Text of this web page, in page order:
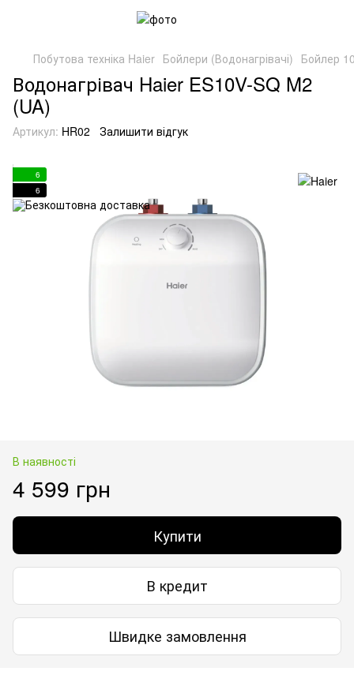
Побутова техніка Haier Бойлери (Водонагрівачі) Бойлер
Водонагрівач Haier ES10V-SQ M2
(UA)
Артикул: HR02 Залишити відгук
6
6
В наявності
4 599 грн
Купити
В кредит
Швидке замовлення